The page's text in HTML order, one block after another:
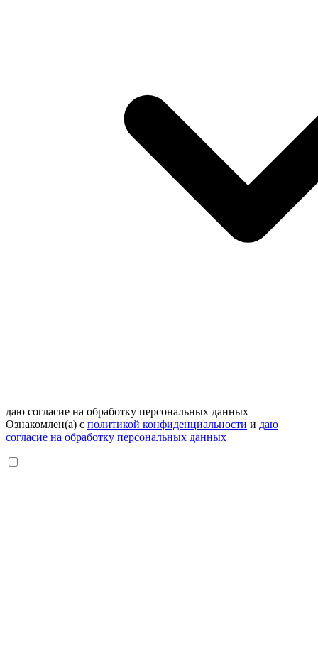
даю согласие на обработку персональных данных
Ознакомлен(а) с политикой конфиденциальности и даю
согласие на обработку персональных данных